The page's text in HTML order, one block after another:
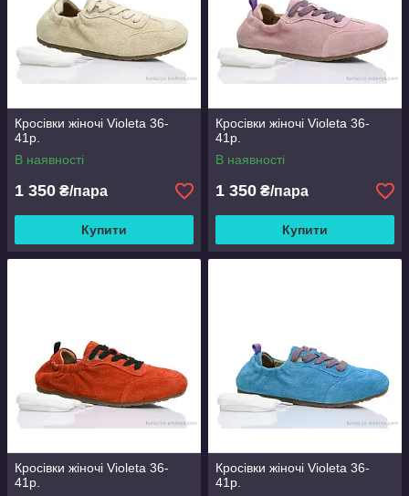
Кросівки жіночі Violeta 36-
41р.
В наявності
1 350 ₴/пара
Купити
Кросівки жіночі Violeta 36-
41р.
В наявності
1 350 ₴/пара
Купити
Кросівки жіночі Violeta 36-
41р.
Кросівки жіночі Violeta 36-
41р.